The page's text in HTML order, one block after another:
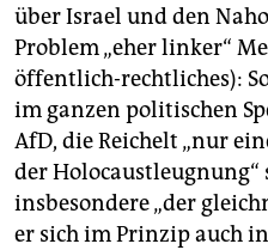
über Israel und den
Problem „eher linker“
öffentlich-rechtliches):
im ganzen politischen
AfD, die Reichelt „nur
der Holocaustleugnung“
insbesondere „der
er sich im Prinzip auch